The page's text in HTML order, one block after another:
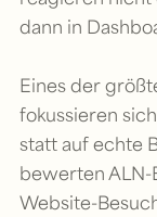
dann in
Eines der
fokussieren
statt auf echte
bewerten ALN-
Website-